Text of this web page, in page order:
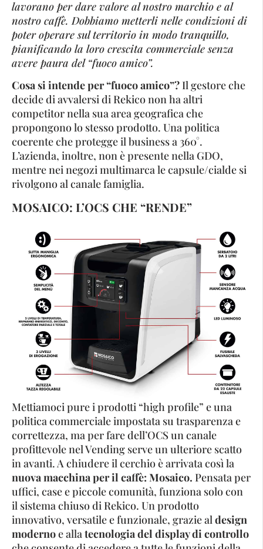
lavorano per dare valore al nostro marchio e al
nostro caffè. Dobbiamo metterli nelle condizioni di
poter operare sul territorio in modo tranquillo,
pianificando la loro crescita commerciale senza
avere paura del “fuoco amico”.
Cosa si intende per “fuoco amico”? Il gestore che
decide di avvalersi di Rekico non ha altri
competitor nella sua area geografica che
propongono lo stesso prodotto. Una politica
coerente che protegge il business a 360°.
L’azienda, inoltre, non è presente nella GDO,
mentre nei negozi multimarca le capsule/cialde si
rivolgono al canale famiglia.
MOSAICO: L’OCS CHE “RENDE”
Mettiamoci pure i prodotti “high profile” e una
politica commerciale impostata su trasparenza e
correttezza, ma per fare dell’OCS un canale
profittevole nel Vending serve un ulteriore scatto
in avanti. A chiudere il cerchio è arrivata così la
nuova macchina per il caffè: Mosaico. Pensata per
uffici, case e piccole comunità, funziona solo con
il sistema chiuso di Rekico. Un prodotto
innovativo, versatile e funzionale, grazie al design
modernoe alla tecnologia del display di controllo